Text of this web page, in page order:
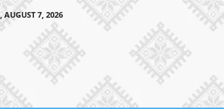
AUGUST 7, 2026